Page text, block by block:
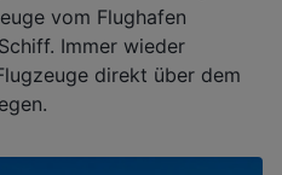
vom Flughafen
Immer wieder
direkt über dem